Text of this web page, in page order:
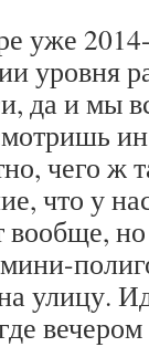
уже
уровня
да и мы
чего ж
что у
улицу.